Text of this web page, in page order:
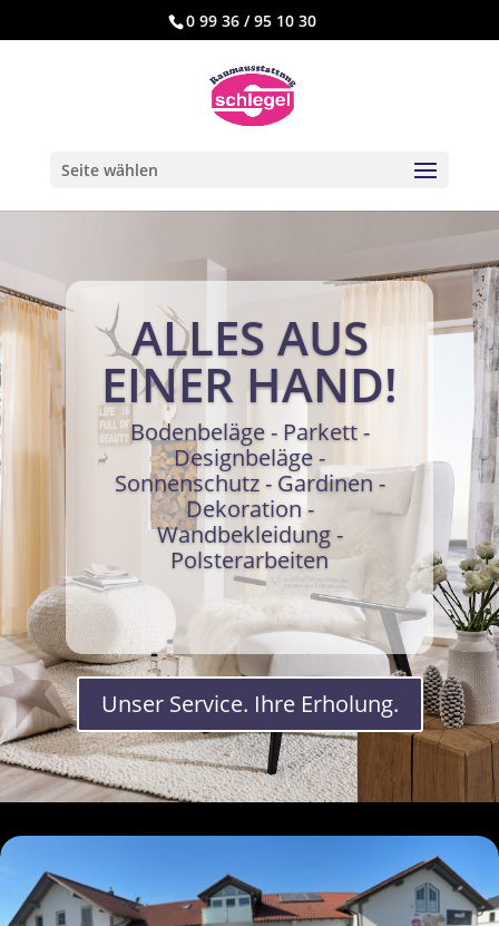
0 99 36 / 95 10 30
Seite wählen
ALLES AUS
EINER HAND!
Bodenbeläge - Parkett -
Designbeläge -
Sonnenschutz - Gardinen -
Dekoration -
Wandbekleidung -
Polsterarbeiten
Unser Service. Ihre Erholung.